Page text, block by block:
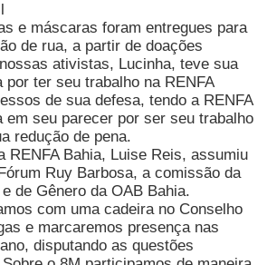
e máscaras foram entregues para
de rua, a partir de doações
ativistas, Lucinha, teve sua
ter seu trabalho na RENFA
de sua defesa, tendo a RENFA
em seu parecer por ser seu trabalho
redução de pena.
Bahia, Luise Reis, assumiu
Ruy Barbosa, a comissão da
de Gênero da OAB Bahia.
com uma cadeira no Conselho
e marcaremos presença nas
disputando as questões